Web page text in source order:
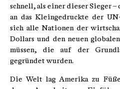
schnell, als einer dieser Sieger
an das Kleingedruckte der
sich alle Nationen der
Dollars und den neuen
müssen, die auf der
gegründet wurden.
Die Welt lag Amerika zu